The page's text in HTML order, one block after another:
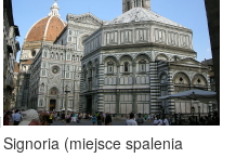
(miejsce spalenia